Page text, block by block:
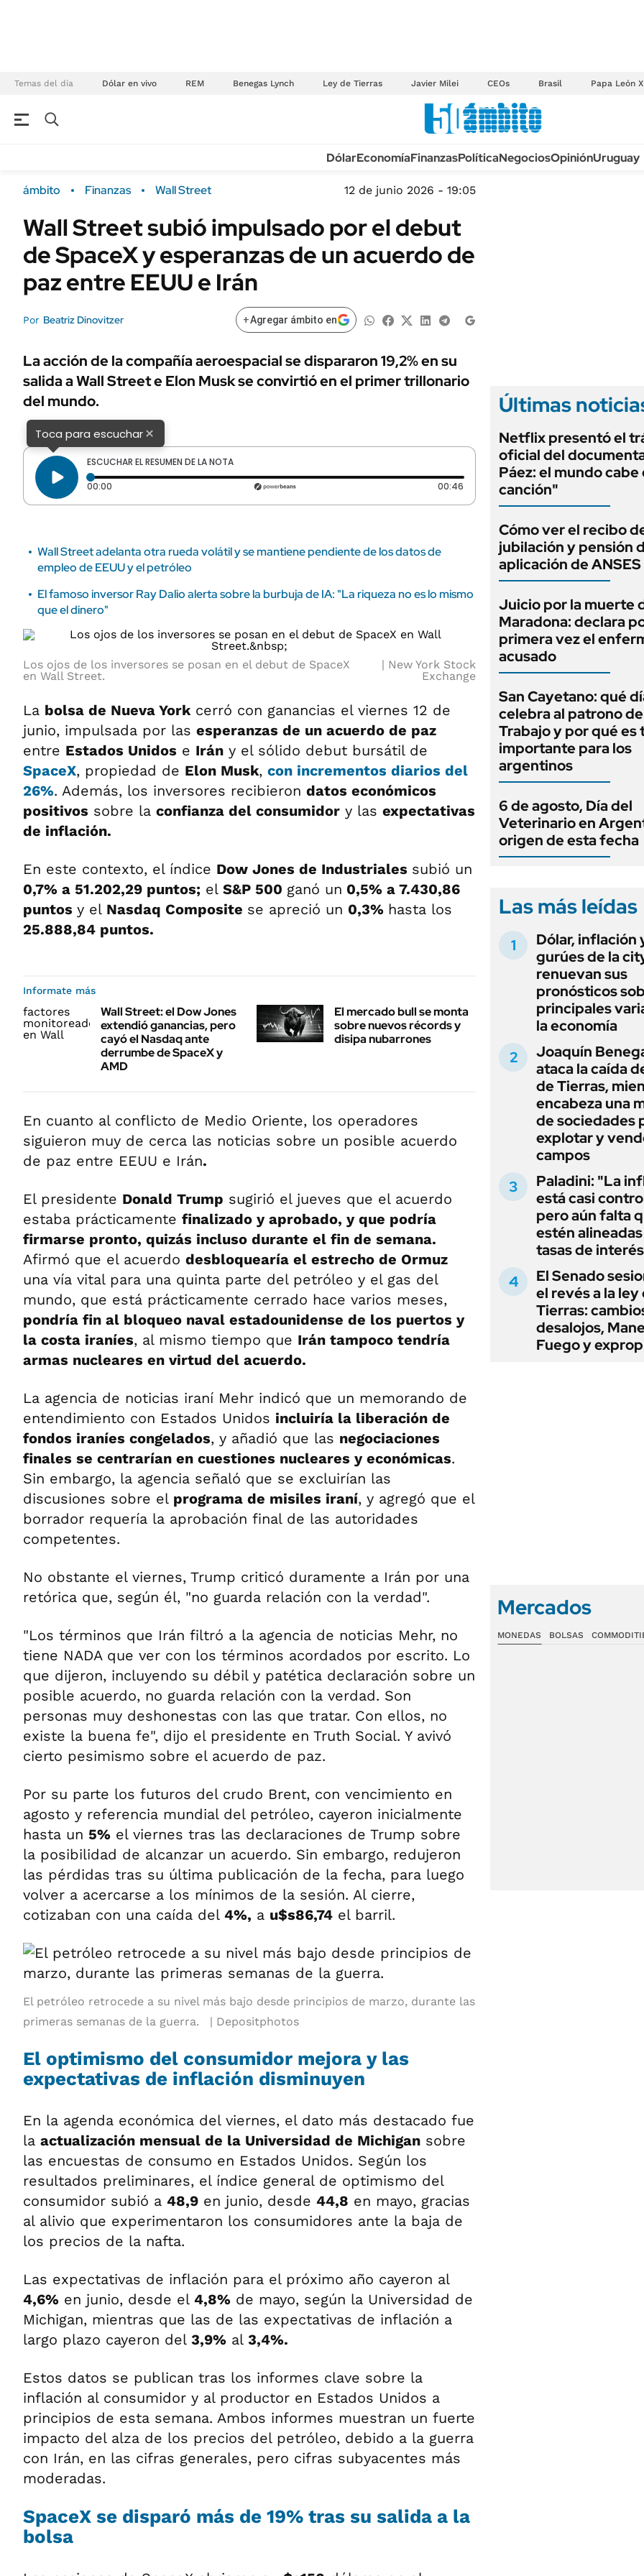
Temas del día Dólar en vivo REM Benegas Lynch Ley de Tierras Javier Milei CEOs Brasil Papa León
Campo
FINANZAS
Dólar
ÁMBITO DEBATE
Sustentabilidad
POLÍTICA
URUGUAY
TECNOLOGÍA
MÉXICO
MUNDO
INFORMACIÓN GENERAL
AUTOS
DólarEconomíaFinanzasPolíticaNegociosOpiniónUruguay
ámbito Finanzas Wall Street 12 de junio 2026 - 19:05
Wall Street subió impulsado por el debut
de SpaceX y esperanzas de un acuerdo de
paz entre EEUU e Irán
Por Beatriz Dinovitzer +Agregar ámbito en
La acción de la compañía aeroespacial se dispararon 19,2% en su
salida a Wall Street e Elon Musk se convirtió en el primer trillonario
del mundo.
Toca para escuchar×
ESCUCHAR EL RESUMEN DE LA NOTA
00:00 Tiempo transcurrido: 0 segundos 00:46 Duración: 46 segundos
Wall Street adelanta otra rueda volátil y se mantiene pendiente de los datos de
empleo de EEUU y el petróleo
El famoso inversor Ray Dalio alerta sobre la burbuja de IA: "La riqueza no es lo mismo
que el dinero"
Los ojos de los inversores se posan en el debut de SpaceX
en Wall Street.
New York Stock
Exchange
La bolsa de Nueva Yorkcerró con ganancias el viernes 12 de
junio, impulsada por las esperanzas de un acuerdo de paz
entre Estados Unidos e Irán y el sólido debut bursátil de
SpaceX, propiedad de Elon Musk, con incrementos diarios del
26%. Además, los inversores recibieron datos económicos
positivos sobre la confianza del consumidor y las expectativas
de inflación.
En este contexto, el índice Dow Jones de Industriales subió un
0,7% a 51.202,29 puntos; el S&P 500 ganó un 0,5% a 7.430,86
puntos y el Nasdaq Composite se apreció un 0,3% hasta los
25.888,84 puntos.
Informate más
Wall Street: el Dow Jones
extendió ganancias, pero
cayó el Nasdaq ante
derrumbe de SpaceX y
AMD
El mercado bull se monta
sobre nuevos récords y
disipa nubarrones
En cuanto al conflicto de Medio Oriente, los operadores
siguieron muy de cerca las noticias sobre un posible acuerdo
de paz entre EEUU e Irán.
El presidente Donald Trump sugirió el jueves que el acuerdo
estaba prácticamente finalizado y aprobado, y que podría
firmarse pronto, quizás incluso durante el fin de semana.
Afirmó que el acuerdo desbloquearía el estrecho de Ormuz
una vía vital para una quinta parte del petróleo y el gas del
mundo, que está prácticamente cerrado hace varios meses,
pondría fin al bloqueo naval estadounidense de los puertos y
la costa iraníes, al mismo tiempo que Irán tampoco tendría
armas nucleares en virtud del acuerdo.
La agencia de noticias iraní Mehr indicó que un memorando de
entendimiento con Estados Unidos incluiría la liberación de
fondos iraníes congelados, y añadió que las negociaciones
finales se centrarían en cuestiones nucleares y económicas.
Sin embargo, la agencia señaló que se excluirían las
discusiones sobre el programa de misiles iraní, y agregó que el
borrador requería la aprobación final de las autoridades
competentes.
No obstante el viernes, Trump criticó duramente a Irán por una
retórica que, según él, "no guarda relación con la verdad".
"Los términos que Irán filtró a la agencia de noticias Mehr, no
tiene NADA que ver con los términos acordados por escrito. Lo
que dijeron, incluyendo su débil y patética declaración sobre un
posible acuerdo, no guarda relación con la verdad. Son
personas muy deshonestas con las que tratar. Con ellos, no
existe la buena fe", dijo el presidente en Truth Social. Y avivó
cierto pesimismo sobre el acuerdo de paz.
Por su parte los futuros del crudo Brent, con vencimiento en
agosto y referencia mundial del petróleo, cayeron inicialmente
hasta un 5% el viernes tras las declaraciones de Trump sobre
la posibilidad de alcanzar un acuerdo. Sin embargo, redujeron
las pérdidas tras su última publicación de la fecha, para luego
volver a acercarse a los mínimos de la sesión. Al cierre,
cotizaban con una caída del 4%, a u$s86,74 el barril.
El petróleo retrocede a su nivel más bajo desde principios de marzo, durante las
primeras semanas de la guerra.
Depositphotos
El optimismo del consumidor mejora y las
expectativas de inflación disminuyen
En la agenda económica del viernes, el dato más destacado fue
la actualización mensual de la Universidad de Michigan sobre
las encuestas de consumo en Estados Unidos. Según los
resultados preliminares, el índice general de optimismo del
consumidor subió a 48,9 en junio, desde 44,8 en mayo, gracias
al alivio que experimentaron los consumidores ante la baja de
los precios de la nafta.
Las expectativas de inflación para el próximo año cayeron al
4,6% en junio, desde el 4,8% de mayo, según la Universidad de
Michigan, mientras que las de las expectativas de inflación a
largo plazo cayeron del 3,9% al 3,4%.
Estos datos se publican tras los informes clave sobre la
inflación al consumidor y al productor en Estados Unidos a
principios de esta semana. Ambos informes muestran un fuerte
impacto del alza de los precios del petróleo, debido a la guerra
con Irán, en las cifras generales, pero cifras subyacentes más
moderadas.
SpaceX se disparó más de 19% tras su salida a la
bolsa
Últimas
Netflix presentó el
oficial del
Páez: el mundo cabe
canción"
Cómo ver el recibo
jubilación y pensión
aplicación de ANSES
Juicio por la muerte
Maradona: declara
primera vez el
acusado
San Cayetano: qué
celebra al patrono
Trabajo y por qué es
importante para los
argentinos
6 de agosto, Día del
Veterinario en
origen de esta fecha
Las más leídas
Dólar, inflación
gurúes de la
renuevan sus
pronósticos
principales
la economía
Joaquín
ataca la caída
de Tierras,
encabeza una
de sociedades
explotar y
campos
Paladini: "La
está casi
pero aún falta
estén
tasas de
El Senado
el revés a la ley
Tierras:
desalojos,
Fuego y
Mercados
MONEDAS BOLSAS